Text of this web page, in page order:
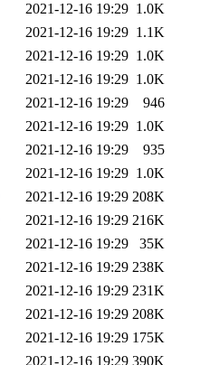
2021-12-16 19:29 1.0K
2021-12-16 19:29 1.1K
2021-12-16 19:29 1.0K
2021-12-16 19:29 1.0K
2021-12-16 19:29
946
2021-12-16 19:29 1.0K
2021-12-16 19:29
935
2021-12-16 19:29 1.0K
2021-12-16 19:29 208K
2021-12-16 19:29 216K
2021-12-16 19:29
35K
2021-12-16 19:29 238K
2021-12-16 19:29 231K
2021-12-16 19:29 208K
2021-12-16 19:29 175K
2021-12-16 19:29 390K